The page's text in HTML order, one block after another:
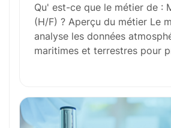
N’attendez
Déposez votre
Qu' est-ce que le métier de :
(H/F) ? Aperçu du métier Le
analyse les données
maritimes et terrestres pour